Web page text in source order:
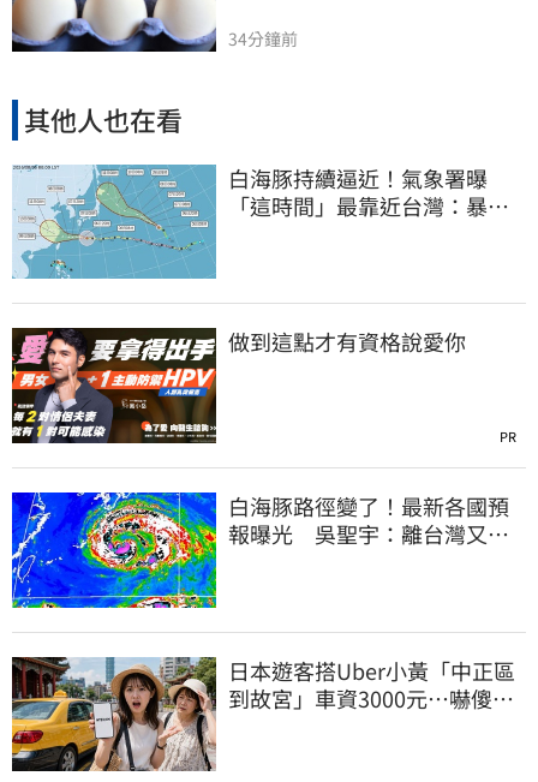
34分鐘前
其他人也在看
白海豚持續逼近！氣象署曝
「這時間」最靠近台灣：暴風
做到這點才有資格說愛你
PR
白海豚路徑變了！最新各國預
報曝光 吳聖宇：離台灣又更
日本遊客搭Uber小黃「中正區
到故宮」車資3000元…嚇傻：